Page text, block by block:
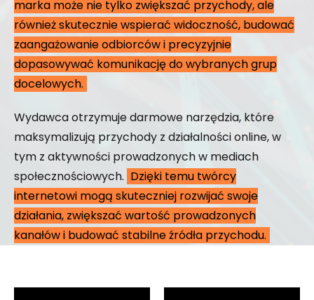
marka może nie tylko zwiększać przychody, ale
również skutecznie wspierać widoczność, budować
zaangażowanie odbiorców i precyzyjnie
dopasowywać komunikację do wybranych grup
docelowych.
Wydawca otrzymuje darmowe narzędzia, które
maksymalizują przychody z działalności online, w
tym z aktywności prowadzonych w mediach
społecznościowych. Dzięki temu twórcy
internetowi mogą skuteczniej rozwijać swoje
działania, zwiększać wartość prowadzonych
kanałów i budować stabilne źródła przychodu.